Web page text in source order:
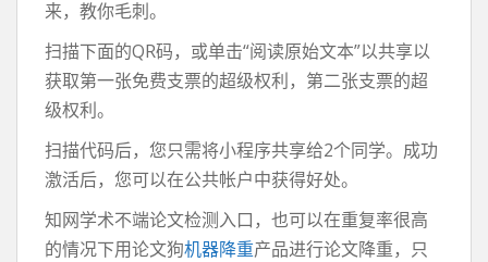
来，教你毛刺。
扫描下面的QR码，或单击“阅读原始文本”以共享以
获取第一张免费支票的超级权利，第二张支票的超
级权利。
扫描代码后，您只需将小程序共享给2个同学。成功
激活后，您可以在公共帐户中获得好处。
知网学术不端论文检测入口，也可以在重复率很高
的情况下用论文狗机器降重产品进行论文降重，只